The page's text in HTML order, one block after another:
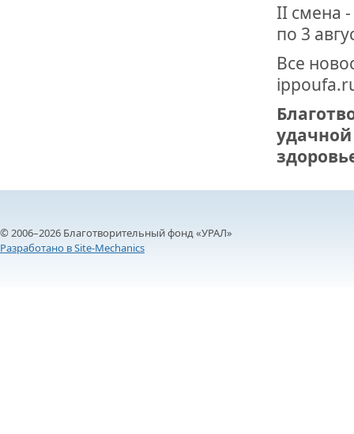
II смена
по 3
Все
© 2006–2026 Благотворительный фонд «УРАЛ»
Разработано в Site-Mechanics